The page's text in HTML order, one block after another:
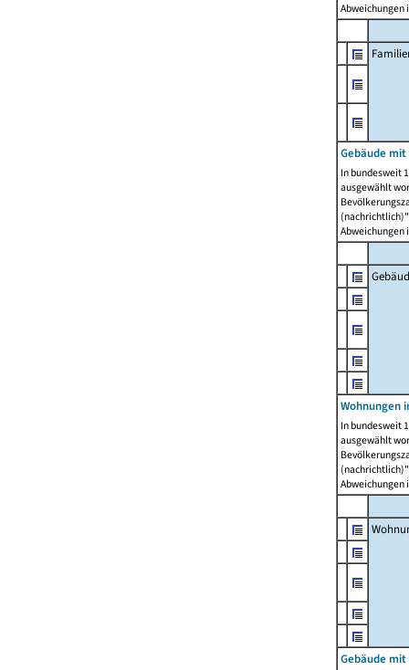
Abweichungen
Gebäude
In bundesweit
ausgewählt
Abweichungen
Wohnungen
In bundesweit
ausgewählt
Abweichungen
Gebäude